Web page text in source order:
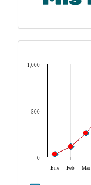
Ene Feb Mar
0
500
1,000